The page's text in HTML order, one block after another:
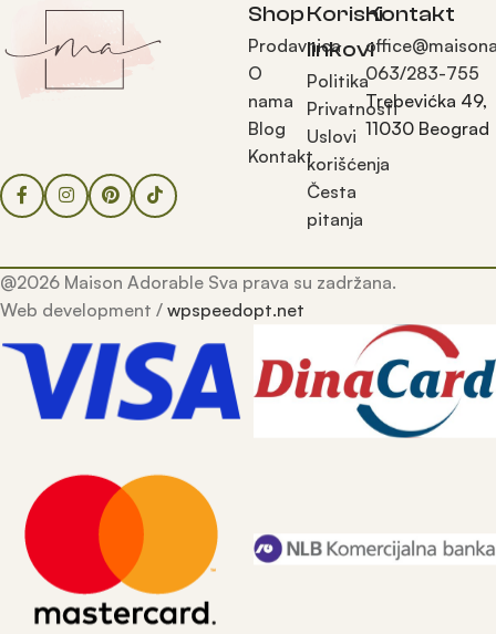
Shop
Prodavnica
O
nama
Blog
Kontakt
Korisni
linkovi
Politika
Privatnosti
Uslovi
korišćenja
Česta
pitanja
Kontakt
063/283-755
Trebevićka 49,
11030 Beograd
@2026 Maison Adorable Sva prava su zadržana.
Web development / wpspeedopt.net